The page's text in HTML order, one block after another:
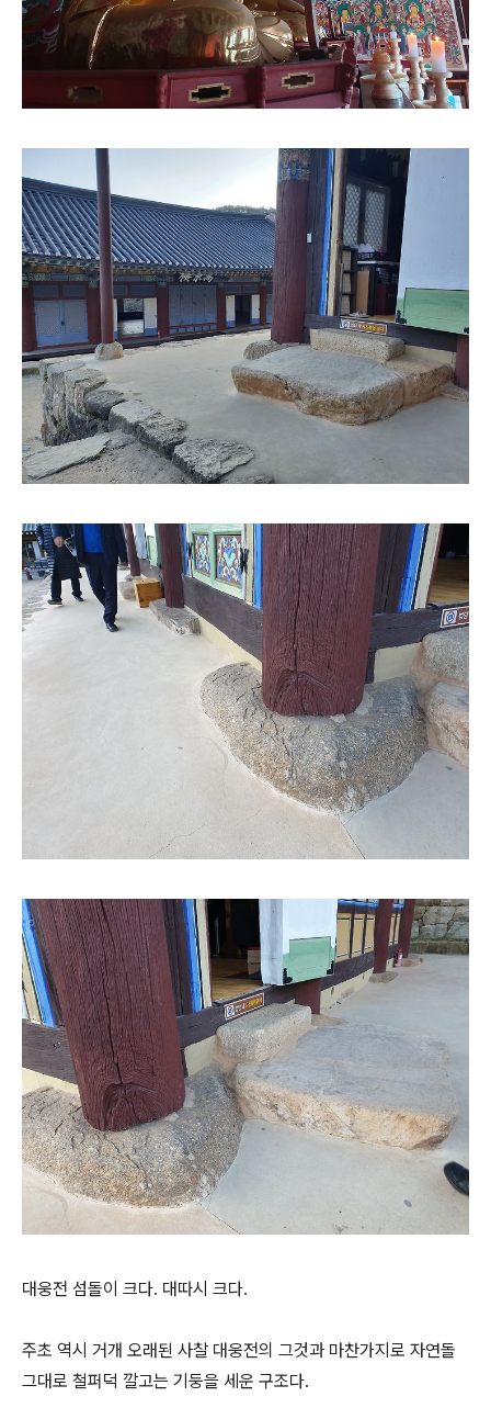
대웅전 섬돌이 크다. 대따시 크다.
주초 역시 거개 오래된 사찰 대웅전의 그것과 마찬가지로 자연돌
그대로 철퍼덕 깔고는 기둥을 세운 구조다.